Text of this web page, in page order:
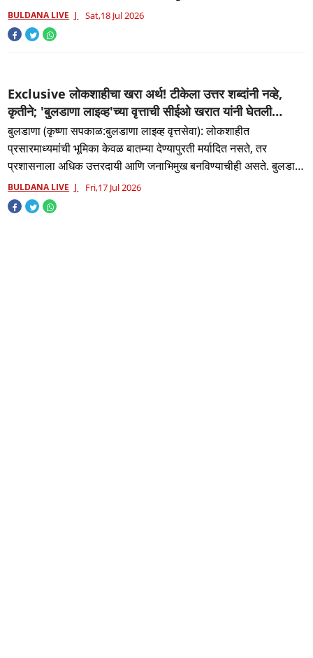
BULDANA LIVE Sat,18 Jul 2026
Exclusive लोकशाहीचा खरा अर्थ! टीकेला उत्तर शब्दांनी नव्हे,
कृतीने; 'बुलडाणा लाइव्ह'च्या वृत्ताची सीईओ खरात यांनी घेतली
सकारात्मक दखल, शुक्रवारी उशिरापर्यंत कार्यालयात थांबून
विभागनिहाय घेतला आढावा...
बुलडाणा (कृष्णा सपकाळ:बुलडाणा लाइव्ह वृत्तसेवा): लोकशाहीत
प्रसारमाध्यमांची भूमिका केवळ बातम्या देण्यापुरती मर्यादित नसते, तर
प्रशासनाला अधिक उत्तरदायी आणि जनाभिमुख बनविण्याचीही असते. बुलडाणा
जिल्हा प
BULDANA LIVE Fri,17 Jul 2026